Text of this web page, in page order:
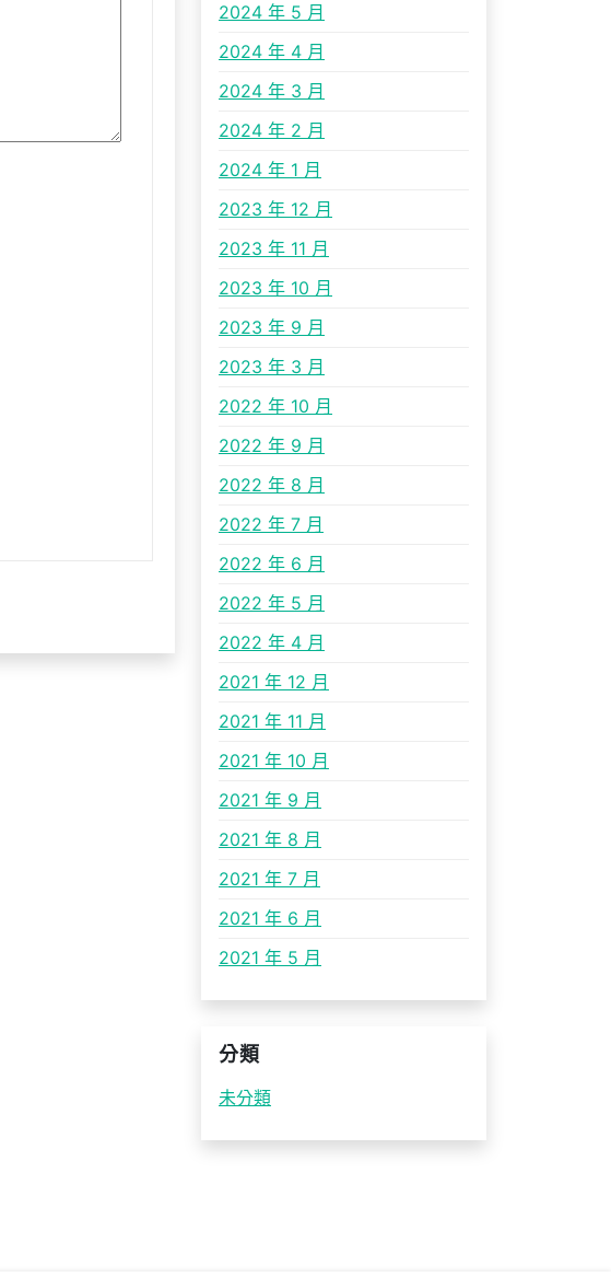
2024 年 5 月
2024 年 4 月
2024 年 3 月
2024 年 2 月
2024 年 1 月
2023 年 12 月
2023 年 11 月
2023 年 10 月
2023 年 9 月
2023 年 3 月
2022 年 10 月
2022 年 9 月
2022 年 8 月
2022 年 7 月
2022 年 6 月
2022 年 5 月
2022 年 4 月
2021 年 12 月
2021 年 11 月
2021 年 10 月
2021 年 9 月
2021 年 8 月
2021 年 7 月
2021 年 6 月
2021 年 5 月
分類
未分類